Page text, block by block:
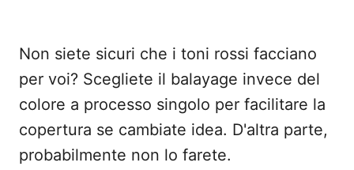
Non siete sicuri che i toni rossi facciano
per voi? Scegliete il balayage invece del
colore a processo singolo per facilitare la
copertura se cambiate idea. D'altra parte,
probabilmente non lo farete.